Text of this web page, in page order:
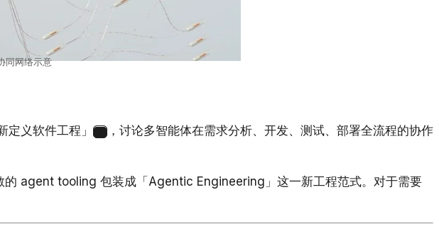
同网络示意
义软件工程」
，讨论多智能体在需求分析、开发、测试、部署全流程的协作
agent tooling 包装成「Agentic Engineering」这一新工程范式。对于需要